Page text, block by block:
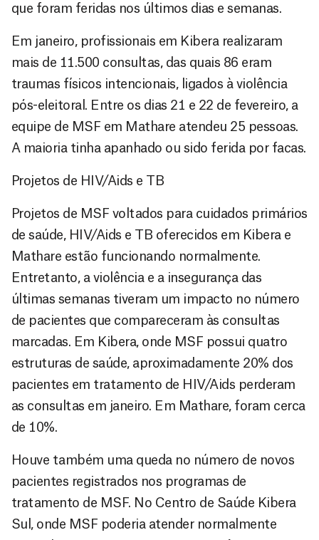
que foram feridas nos últimos dias e semanas.
Em janeiro, profissionais em Kibera realizaram
mais de 11.500 consultas, das quais 86 eram
traumas físicos intencionais, ligados à violência
pós-eleitoral. Entre os dias 21 e 22 de fevereiro, a
equipe de MSF em Mathare atendeu 25 pessoas.
A maioria tinha apanhado ou sido ferida por facas.
Projetos de HIV/Aids e TB
Projetos de MSF voltados para cuidados primários
de saúde, HIV/Aids e TB oferecidos em Kibera e
Mathare estão funcionando normalmente.
Entretanto, a violência e a insegurança das
últimas semanas tiveram um impacto no número
de pacientes que compareceram às consultas
marcadas. Em Kibera, onde MSF possui quatro
estruturas de saúde, aproximadamente 20% dos
pacientes em tratamento de HIV/Aids perderam
as consultas em janeiro. Em Mathare, foram cerca
de 10%.
Houve também uma queda no número de novos
pacientes registrados nos programas de
tratamento de MSF. No Centro de Saúde Kibera
Sul, onde MSF poderia atender normalmente